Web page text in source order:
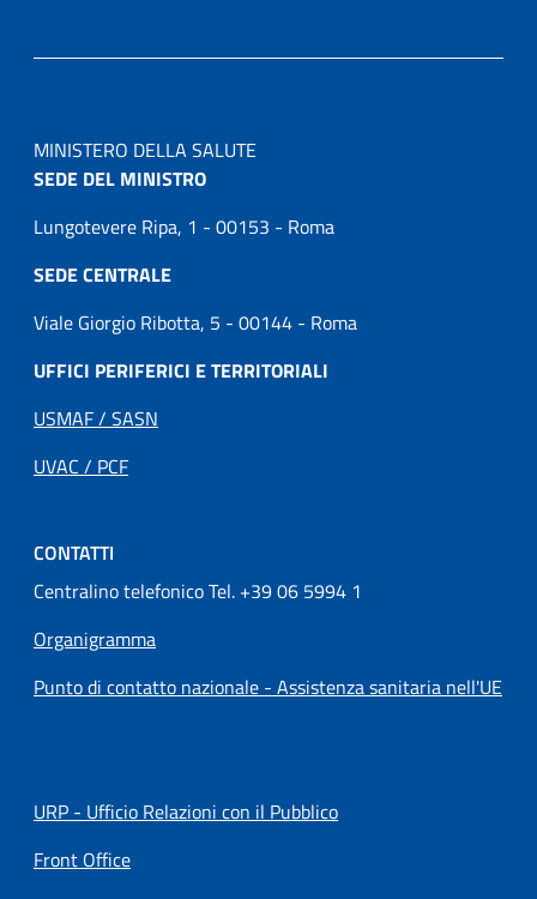
MINISTERO DELLA SALUTE
SEDE DEL MINISTRO
Lungotevere Ripa, 1 - 00153 - Roma
SEDE CENTRALE
Viale Giorgio Ribotta, 5 - 00144 - Roma
UFFICI PERIFERICI E TERRITORIALI
USMAF / SASN
UVAC / PCF
CONTATTI
Centralino telefonico Tel. +39 06 5994 1
Organigramma
Punto di contatto nazionale - Assistenza sanitaria nell'UE
URP - Ufficio Relazioni con il Pubblico
Front Office